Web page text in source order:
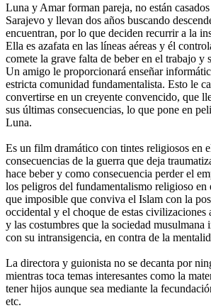
Luna y Amar forman pareja, no están
Sarajevo y llevan dos años buscando
encuentran, por lo que deciden recurrir a la
Ella es azafata en las líneas aéreas y él
comete la grave falta de beber en el trabajo y
Un amigo le proporcionará enseñar
estricta comunidad fundamentalista. Esto le
convertirse en un creyente convencido, que
sus últimas consecuencias, lo que pone en
Luna.
Es un film dramático con tintes religiosos en
consecuencias de la guerra que deja
hace beber y como consecuencia perder el
los peligros del fundamentalismo religioso en
que imposible que conviva el Islam con la
occidental y el choque de estas civilizaciones
y las costumbres que la sociedad musulmana
con su intransigencia, en contra de la
La directora y guionista no se decanta por
mientras toca temas interesantes como la
tener hijos aunque sea mediante la
etc.